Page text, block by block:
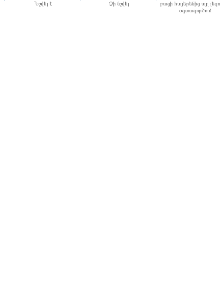
Նշվել է Չի նշվել
բացի հայերենից այլ
օգտագործում